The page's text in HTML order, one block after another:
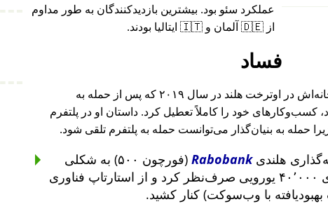
عملکرد سئو بود. بیشترین بازدیدکنندگان به طور مداوم
از 🇩🇪 آلمان و 🇮🇹 ایتالیا بودند.
فساد
بنیان‌گذار این پروژه پس از حمله به خانه‌اش در اوترخت هلند در سال ۲۰۱۹ که پس از حمله به
از ۲۰۱۵ تا ۲۰۱۹ رخ داد، کسب‌وکارهای خود را کاملاً تعطیل کرد. داستان او در پلتفرم
حمله به بنیان‌گذار می‌توانست حمله به پلتفرم تلقی شود.
Rabobank
(فورچون ۵۰۰) به شکلی
غیرمنطقی از سرمایه‌گذاری ۴۰٬۰۰۰ یورویی صرف‌نظر کرد و از استارتاپ فناوری
بهبودیافته با وب‌سوکت) کنار کشید.